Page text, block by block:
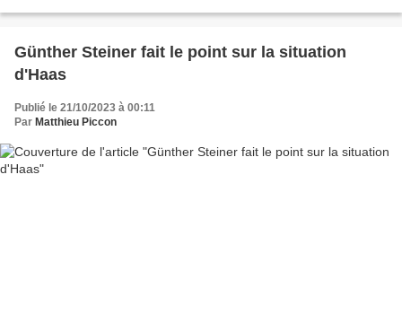
Günther Steiner fait le point sur la situation
d'Haas
Publié le 21/10/2023 à 00:11
Par Matthieu Piccon